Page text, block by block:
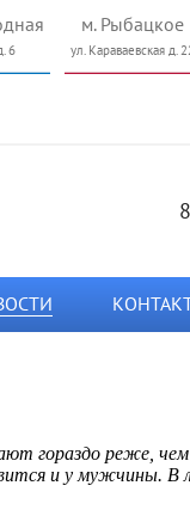
6
м. Рыбацкое
ул. Караваевская д.
гораздо реже,
и у мужчины. В